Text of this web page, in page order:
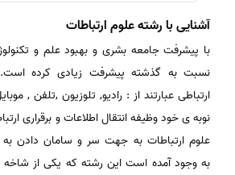
آشنایی با رشته علوم ارتباطات
با پیشرفت جامعه بشری و بهبود علم و
نسبت به گذشته پیشرفت زیادی کرده
ارتباطی عبارتند از : رادیو, تلوزیون ,تلفن ,
نوبه ی خود وظیفه انتقال اطلاعات و برقراری
علوم ارتباطات به جهت سر و سامان دادن به
به وجود آمده است این رشته که یکی از شاخه